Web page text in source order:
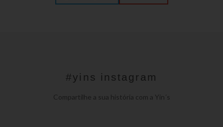
#yins instagram
Compartilhe a sua história com a Yin´s